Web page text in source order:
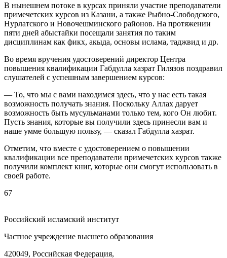
В нынешнем потоке в курсах приняли участие преподаватели
примечетских курсов из Казани, а также Рыбно-Слободского,
Нурлатского и Новочешминского районов. На протяжении
пяти дней абыстайки посещали занятия по таким
дисциплинам как фикх, акыда, основы ислама, таджвид и др.
Во время вручения удостоверений директор Центра
повышения квалификации Габдулла хазрат Гилязов поздравил
слушателей с успешным завершением курсов:
— То, что мы с вами находимся здесь, что у нас есть такая
возможность получать знания. Поскольку Аллах дарует
возможность быть мусульманами только тем, кого Он любит.
Пусть знания, которые вы получили здесь принесли вам и
наше умме большую пользу, — сказал Габдулла хазрат.
Отметим, что вместе с удостоверением о повышении
квалификации все преподаватели примечетских курсов также
получили комплект книг, которые они смогут использовать в
своей работе.
67
Российский исламский институт
Частное учреждение высшего образования
420049, Российская Федерация,